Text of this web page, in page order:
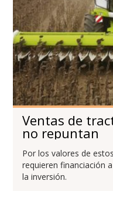
Ventas de
no repuntan
Por los valores de
requieren financiación
la inversión.